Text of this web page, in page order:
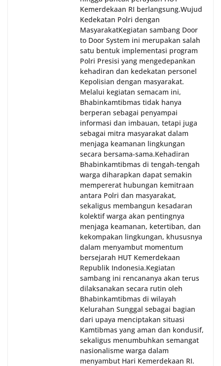
Kemerdekaan RI berlangsung.‎‎Wujud
Kedekatan Polri dengan
Masyarakat‎Kegiatan sambang Door
to Door System ini merupakan salah
satu bentuk implementasi program
Polri Presisi yang mengedepankan
kehadiran dan kedekatan personel
Kepolisian dengan masyarakat.
Melalui kegiatan semacam ini,
Bhabinkamtibmas tidak hanya
berperan sebagai penyampai
informasi dan imbauan, tetapi juga
sebagai mitra masyarakat dalam
menjaga keamanan lingkungan
secara bersama-sama.‎‎Kehadiran
Bhabinkamtibmas di tengah-tengah
warga diharapkan dapat semakin
mempererat hubungan kemitraan
antara Polri dan masyarakat,
sekaligus membangun kesadaran
kolektif warga akan pentingnya
menjaga keamanan, ketertiban, dan
kekompakan lingkungan, khususnya
dalam menyambut momentum
bersejarah HUT Kemerdekaan
Republik Indonesia.‎Kegiatan
sambang ini rencananya akan terus
dilaksanakan secara rutin oleh
Bhabinkamtibmas di wilayah
Kelurahan Sunggal sebagai bagian
dari upaya menciptakan situasi
Kamtibmas yang aman dan kondusif,
sekaligus menumbuhkan semangat
nasionalisme warga dalam
menyambut Hari Kemerdekaan RI.